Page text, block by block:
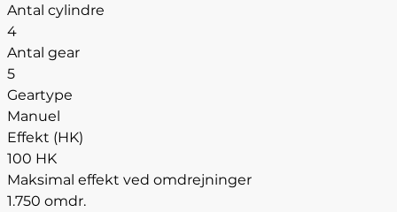
Antal cylindre
4
Antal gear
5
Geartype
Manuel
Effekt (HK)
100 HK
Maksimal effekt ved omdrejninger
1.750 omdr.